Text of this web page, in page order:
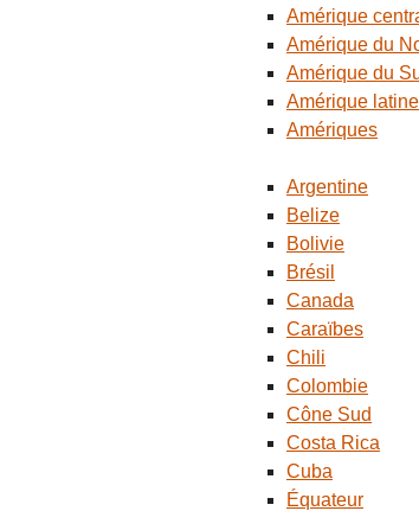
Amérique
Amérique du
Amérique du
Amérique latine
Amériques
Argentine
Belize
Bolivie
Brésil
Canada
Caraïbes
Chili
Colombie
Cône Sud
Costa Rica
Cuba
Équateur